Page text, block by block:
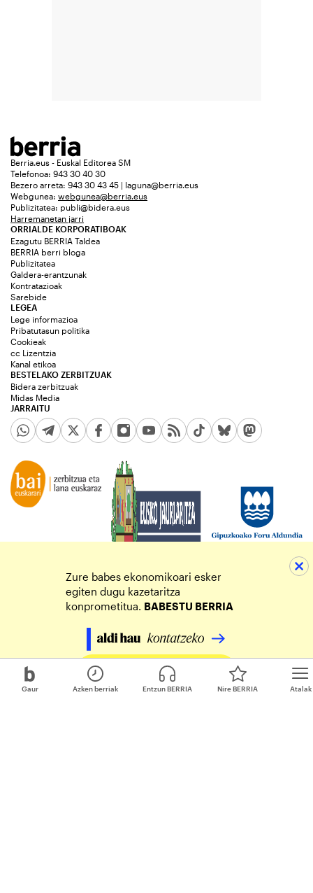
Gaur Atalak
Azken berriak Entzun BERRIA Nire BERRIA
Berria.eus - Euskal Editorea SM
Telefonoa: 943 30 40 30
Bezero arreta: 943 30 43 45 | laguna@berria.eus
Webgunea: webgunea@berria.eus
Publizitatea: publi@bidera.eus
Harremanetan jarri
ORRIALDE KORPORATIBOAK
Ezagutu BERRIA Taldea
BERRIA berri bloga
Publizitatea
Galdera-erantzunak
Kontratazioak
Sarebide
JARRAITU
LEGEA
Lege informazioa
Pribatutasun politika
Cookieak
cc Lizentzia
Kanal etikoa
BESTELAKO ZERBITZUAK
Bidera zerbitzuak
Midas Media
Zure babes ekonomikoari esker
egiten dugu kazetaritza
konprometitua. BABESTU BERRIA
Egin zure ekarpena